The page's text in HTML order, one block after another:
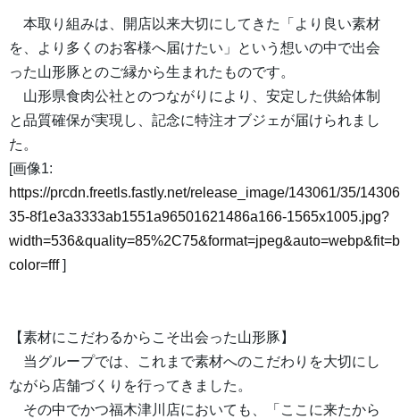
本取り組みは、開店以来大切にしてきた「より良い素材
を、より多くのお客様へ届けたい」という想いの中で出会
った山形豚とのご縁から生まれたものです。
山形県食肉公社とのつながりにより、安定した供給体制
と品質確保が実現し、記念に特注オブジェが届けられまし
た。
[画像1:
https://prcdn.freetls.fastly.net/release_image/143061/35/
35-8f1e3a3333ab1551a96501621486a166-1565x1005.jpg?
color=fff]
【素材にこだわるからこそ出会った山形豚】
当グループでは、これまで素材へのこだわりを大切にし
ながら店舗づくりを行ってきました。
その中でかつ福木津川店においても、「ここに来たから